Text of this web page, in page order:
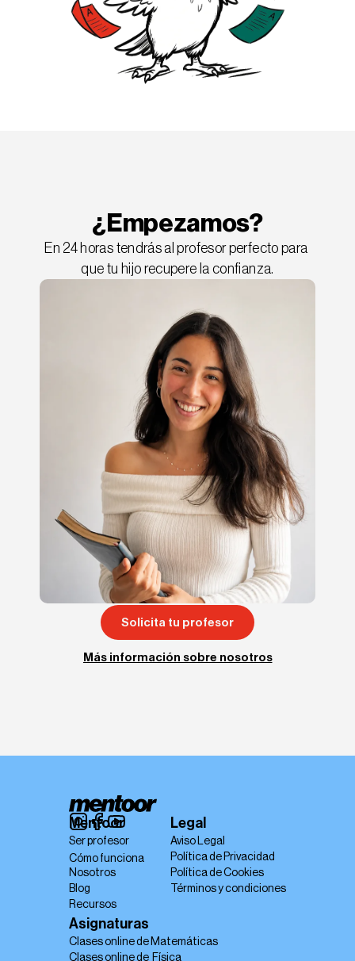
¿Empezamos?
En 24 horas tendrás al profesor perfecto para
que tu hijo recupere la confianza.
Solicita tu profesor
Más información sobre nosotros
Mentoor
Ser profesor
Cómo funciona
Nosotros
Blog
Recursos
Legal
Aviso Legal
Política de Privacidad
Política de Cookies
Términos y condiciones
Asignaturas
Clases online de Matemáticas
Clases online de  Física